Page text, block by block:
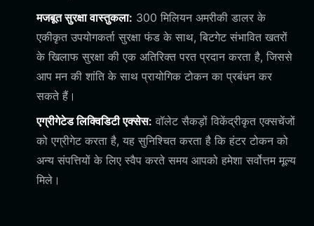
मजबूत सुरक्षा वास्तुकला: 300 मिलियन अमरीकी डालर के
एकीकृत उपयोगकर्ता सुरक्षा फंड के साथ, बिटगेट संभावित खतरों
के खिलाफ सुरक्षा की एक अतिरिक्त परत प्रदान करता है, जिससे
आप मन की शांति के साथ प्रायोगिक टोकन का प्रबंधन कर
सकते हैं।
एग्रीगेटेड लिक्विडिटी एक्सेस: वॉलेट सैकड़ों विकेंद्रीकृत एक्सचेंजों
को एग्रीगेट करता है, यह सुनिश्चित करता है कि हंटर टोकन को
अन्य संपत्तियों के लिए स्वैप करते समय आपको हमेशा सर्वोत्तम मूल्य
मिले।